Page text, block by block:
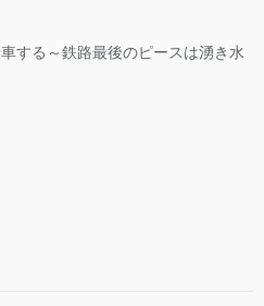
する～鉄路最後のピースは湧き水